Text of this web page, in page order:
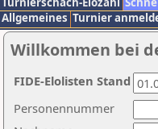
Allgemeines Turnier
Willkommen bei
Personennummer
FIDE-Elolisten Stand